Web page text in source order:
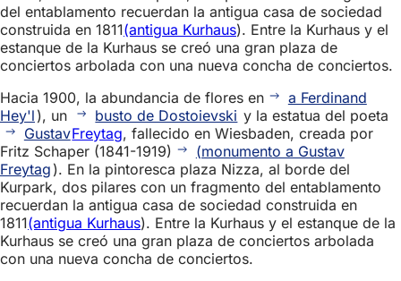
del entablamento recuerdan la antigua casa de sociedad
construida en 1811(antigua Kurhaus). Entre la Kurhaus y el
estanque de la Kurhaus se creó una gran plaza de
conciertos arbolada con una nueva concha de conciertos.
Hacia 1900, la abundancia de flores en
a Ferdinand
Hey'l ), un busto de Dostoievski y la estatua del poeta
GustavFreytag, fallecido en Wiesbaden, creada por
Fritz Schaper (1841-1919)
(monumento a Gustav
Freytag ). En la pintoresca plaza Nizza, al borde del
Kurpark, dos pilares con un fragmento del entablamento
recuerdan la antigua casa de sociedad construida en
1811(antigua Kurhaus). Entre la Kurhaus y el estanque de la
Kurhaus se creó una gran plaza de conciertos arbolada
con una nueva concha de conciertos.